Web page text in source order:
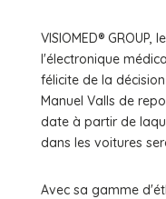
VISIOMED®
l'électronique
félicite de la
Manuel Valls de
date à partir de
dans les voitures
Avec sa gamme